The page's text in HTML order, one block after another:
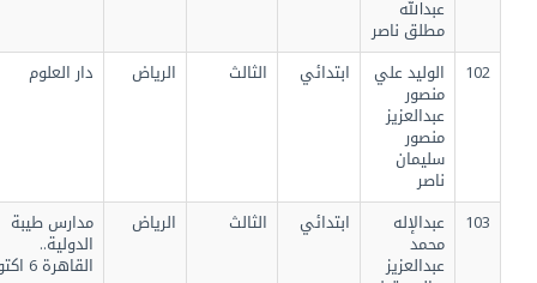
عبدالله
مطلق ناصر
الوليد علي
منصور
عبدالعزيز
منصور
سليمان
ابتدائي الثالث الرياض دار العلوم
عبدالإله
محمد
عبدالعزيز
ابتدائي الثالث الرياض مدارس طيبة
الدولية..
القاهرة 6 اكتوبر